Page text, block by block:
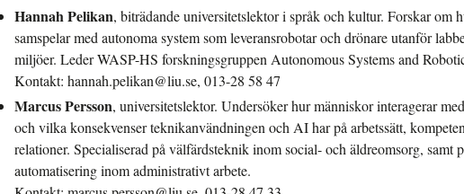
Hannah Pelikan, biträdande universitetslektor i språk och kultur. Forskar om
samspelar med autonoma system som leveransrobotar och drönare utanför
miljöer. Leder WASP-HS forskningsgruppen Autonomous Systems and
Kontakt: hannah.pelikan@liu.se, 013-28 58 47
Marcus Persson, universitetslektor. Undersöker hur människor interagerar
och vilka konsekvenser teknikanvändningen och AI har på arbetssätt,
relationer. Specialiserad på välfärdsteknik inom social- och äldreomsorg, samt
automatisering inom administrativt arbete.